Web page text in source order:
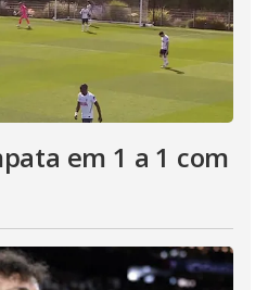
em 1 a 1 com